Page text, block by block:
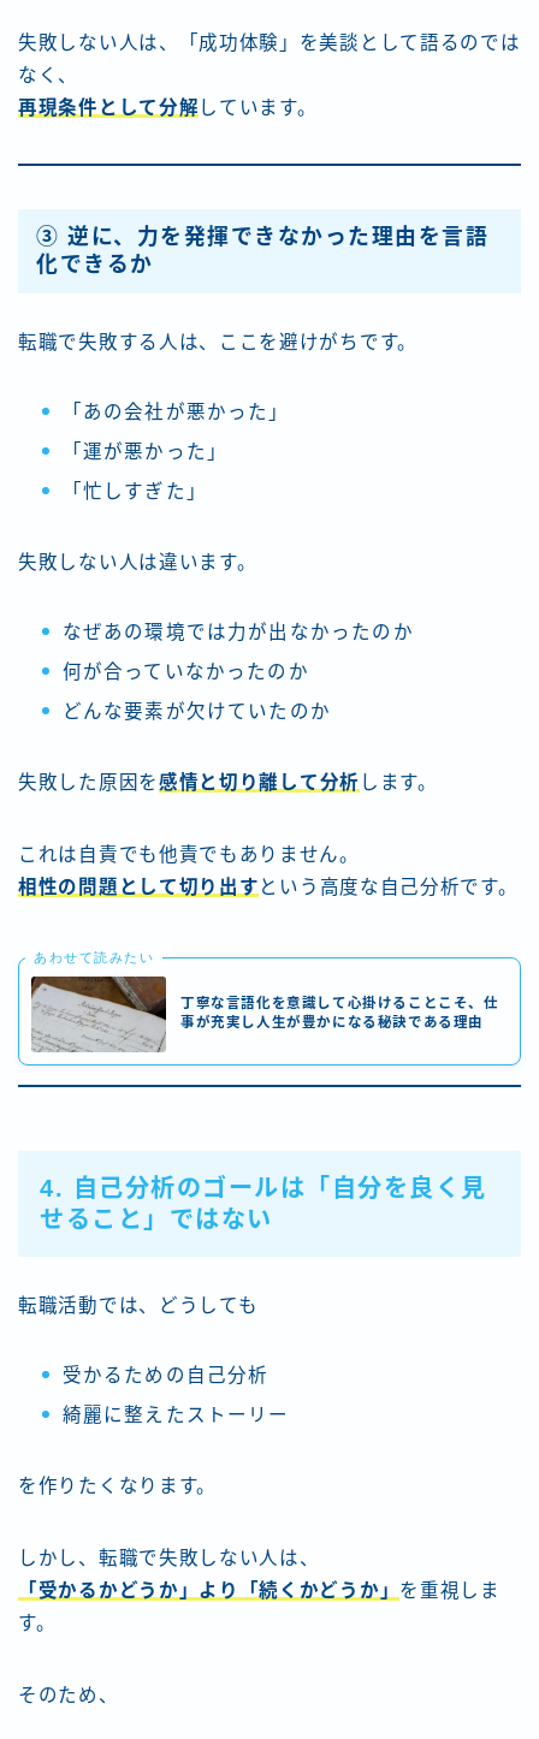
失敗しない人は、「成功体験」を美談として語るのでは
なく、
再現条件として分解 しています。
③ 逆に、力を発揮できなかった理由を言語
化できるか
転職で失敗する人は、ここを避けがちです。
「あの会社が悪かった」
「運が悪かった」
「忙しすぎた」
失敗しない人は違います。
なぜあの環境では力が出なかったのか
何が合っていなかったのか
どんな要素が欠けていたのか
失敗した原因を感情と切り離して分析 します。
これは自責でも他責でもありません。
相性の問題として切り出す という高度な自己分析です。
あわせて読みたい
丁寧な言語化を意識して心掛けることこそ、仕
事が充実し人生が豊かになる秘訣である理由
4. 自己分析のゴールは「自分を良く見
せること」ではない
転職活動では、どうしても
受かるための自己分析
綺麗に整えたストーリー
を作りたくなります。
しかし、転職で失敗しない人は、
「受かるかどうか」より「続くかどうか」 を重視しま
す。
そのため、